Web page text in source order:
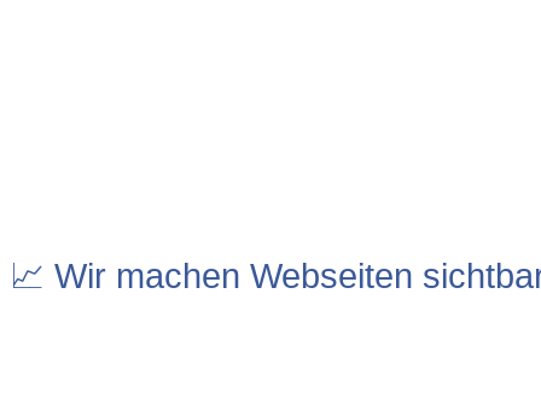
📈 Wir machen Webseiten